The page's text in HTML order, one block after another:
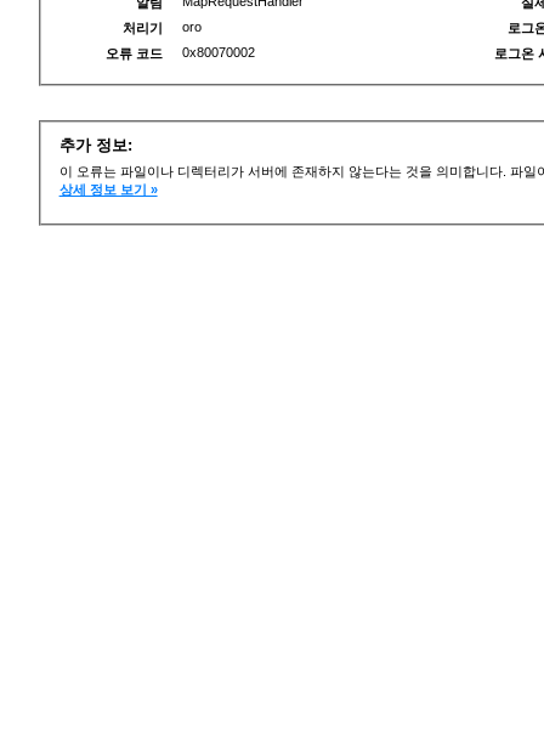
처리기
oro
오류 코드
0x80070002
로그
로그온
추가 정보:
이 오류는 파일이나 디렉터리가 서버에 존재하지 않는다는 것을 의미합니다. 파
상세 정보 보기 »